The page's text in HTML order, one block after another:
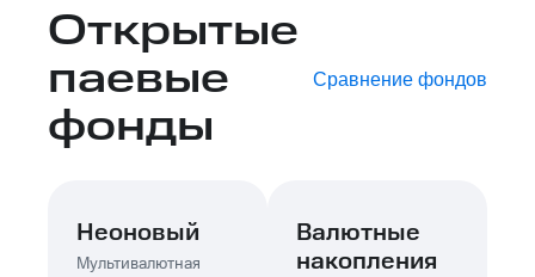
Открытые
паевые
фонды
Сравнение фондов
Неоновый
Мультивалютная
Валютные
накопления